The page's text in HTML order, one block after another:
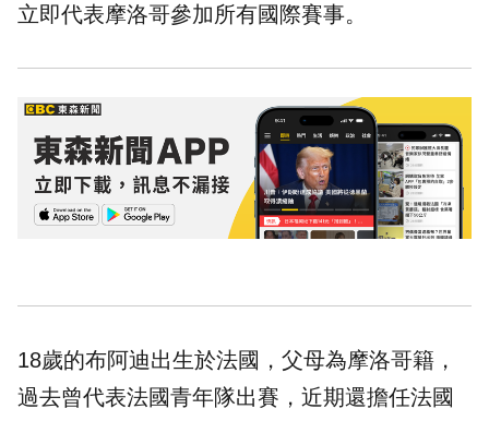
立即代表摩洛哥參加所有國際賽事。
18歲的布阿迪出生於法國，父母為摩洛哥籍，
過去曾代表法國青年隊出賽，近期還擔任法國